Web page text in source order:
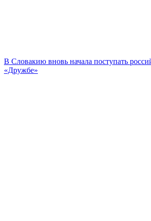
В Словакию вновь начала поступать
«Дружбе»